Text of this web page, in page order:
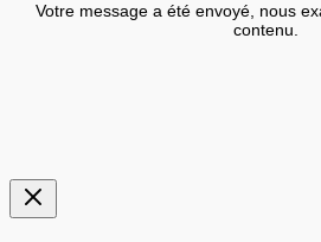
Votre message a été envoyé, nous
contenu.